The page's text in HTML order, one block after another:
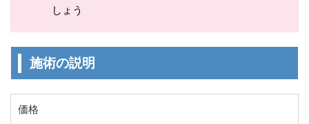
しょう
施術の説明
価格